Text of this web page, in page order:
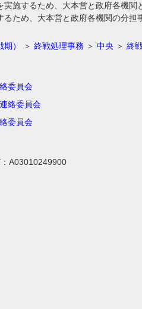
実施するため、大本営と政府各機
るため、大本営と政府各機関の分
） ＞ 終戦処理事務 ＞ 中央 ＞ 終
委員会
絡委員会
委員会
A03010249900